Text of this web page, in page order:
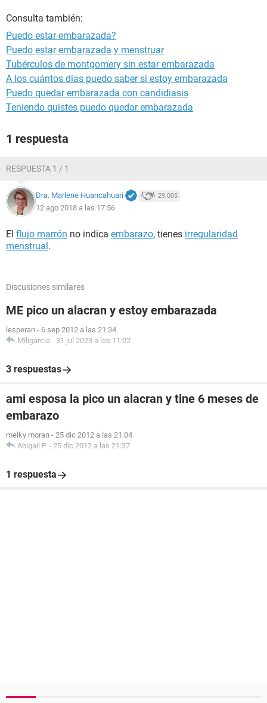
Consulta también:
Puedo estar embarazada?
Puedo estar embarazada y menstruar
Tubérculos de montgomery sin estar embarazada
A los cuántos dias puedo saber si estoy embarazada
Puedo quedar embarazada con candidiasis
Teniendo quistes puedo quedar embarazada
1 respuesta
RESPUESTA 1 / 1
Dra. Marlene Huancahuari 29.005
12 ago 2018 a las 17:56
El flujo marrón no indica embarazo, tienes irregularidad
menstrual.
Discusiones similares
ME pico un alacran y estoy embarazada
lesperan - 6 sep 2012 a las 21:34
Miligarcia - 31 jul 2023 a las 11:02
3 respuestas
ami esposa la pico un alacran y tine 6 meses de
embarazo
melky moran - 25 dic 2012 a las 21:04
Abigail P. - 25 dic 2012 a las 21:37
1 respuesta